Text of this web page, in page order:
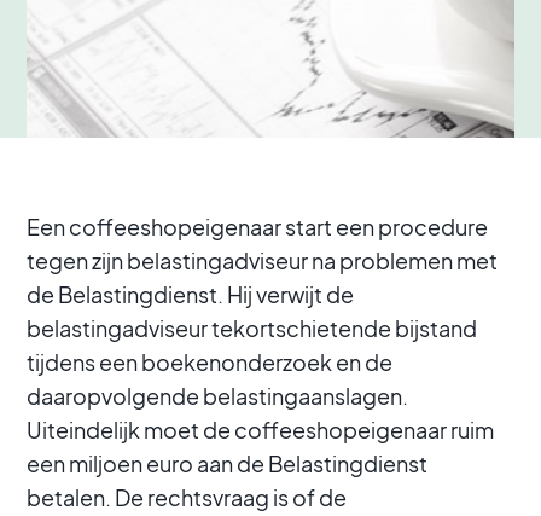
Een coffeeshopeigenaar start een procedure
tegen zijn belastingadviseur na problemen met
de Belastingdienst. Hij verwijt de
belastingadviseur tekortschietende bijstand
tijdens een boekenonderzoek en de
daaropvolgende belastingaanslagen.
Uiteindelijk moet de coffeeshopeigenaar ruim
een miljoen euro aan de Belastingdienst
betalen. De rechtsvraag is of de